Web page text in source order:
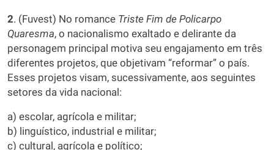
2. (Fuvest) No romance Triste Fim de Policarpo
Quaresma, o nacionalismo exaltado e delirante da
personagem principal motiva seu engajamento em três
diferentes projetos, que objetivam “reformar” o país.
Esses projetos visam, sucessivamente, aos seguintes
setores da vida nacional:
a) escolar, agrícola e militar;
b) linguístico, industrial e militar;
c) cultural, agrícola e político;